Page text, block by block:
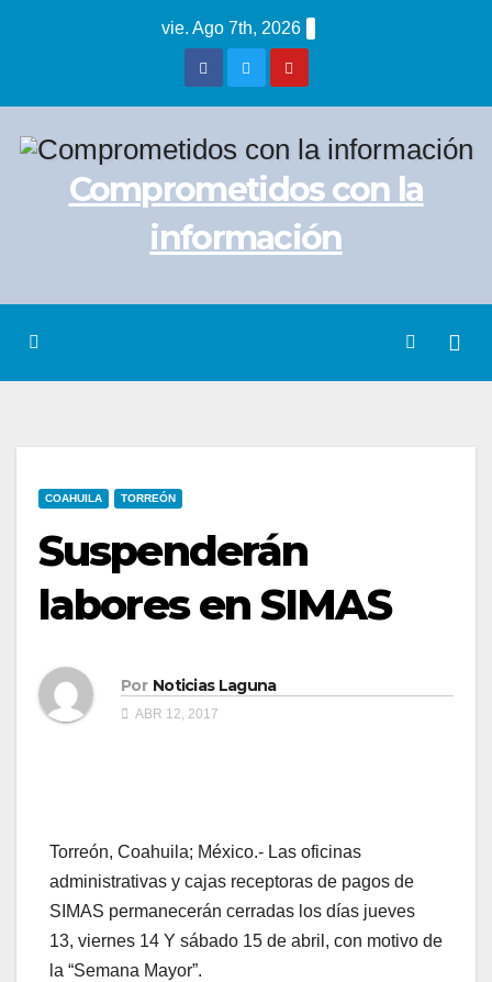
vie. Ago 7th, 2026
Comprometidos con la
información
COAHUILA TORREÓN
Suspenderán
labores en SIMAS
Por Noticias Laguna
ABR 12, 2017
Torreón, Coahuila; México.- Las oficinas
administrativas y cajas receptoras de pagos de
SIMAS permanecerán cerradas los días jueves
13, viernes 14 Y sábado 15 de abril, con motivo de
la “Semana Mayor”.